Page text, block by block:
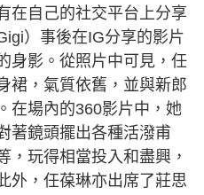
在自己的社交平台上分享
）事後在IG分享的影片
身影。從照片中可見，任
裙，氣質依舊，並與新郎
在場內的360影片中，她
著鏡頭擺出各種活潑甫
，玩得相當投入和盡興，
外，任葆琳亦出席了莊思